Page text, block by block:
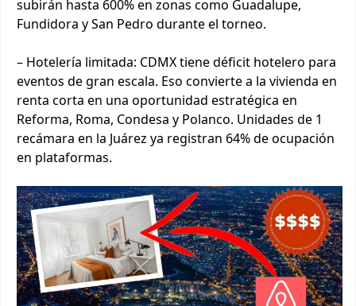
subirán hasta 600% en zonas como Guadalupe,
Fundidora y San Pedro durante el torneo.
– Hotelería limitada: CDMX tiene déficit hotelero para
eventos de gran escala. Eso convierte a la vivienda en
renta corta en una oportunidad estratégica en
Reforma, Roma, Condesa y Polanco. Unidades de 1
recámara en la Juárez ya registran 64% de ocupación
en plataformas.